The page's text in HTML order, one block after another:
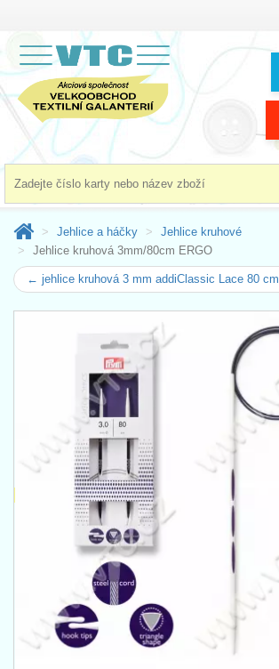
Jehlice a háčky
Jehlice kruhové
Jehlice kruhová 3mm/80cm ERGO
← jehlice kruhová 3 mm addiClassic Lace 80 cm